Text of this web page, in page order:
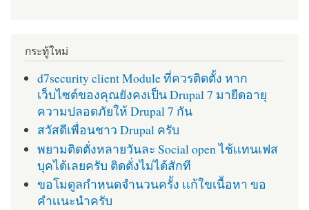
กระทู้ใหม่
d7security client Module ที่ควรติดตั้ง หาก
เว็บไซต์ของคุณยังคงเป็น Drupal 7 มายืดอายุ
ความปลอดภัยให้ Drupal 7 กัน
สวัสดีเพื่อนชาว Drupal ครับ
พยามติดตั่งหลายวันละ Social open ไช้เเทนเฟส
บุคได้เลยครับ ติดตั่งไม่ได้สักที
ขอโมดูลกำหนดจำนวนครั้ง เเก้ใขเนื้อหา ขอ
คำเเนะนำครับ